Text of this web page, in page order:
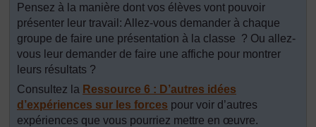
Pensez à la manière dont vos élèves vont pouvoir
présenter leur travail: Allez-vous demander à chaque
groupe de faire une présentation à la classe ? Ou allez-
vous leur demander de faire une affiche pour montrer
leurs résultats ?
Consultez la Ressource 6 : D’autres idées
d’expériences sur les forces pour voir d’autres
expériences que vous pourriez mettre en œuvre.